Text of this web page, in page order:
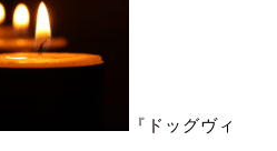
『ドッグヴィ